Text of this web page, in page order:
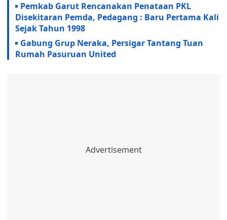
Pemkab Garut Rencanakan Penataan PKL
Disekitaran Pemda, Pedagang : Baru Pertama Kali
Sejak Tahun 1998
Gabung Grup Neraka, Persigar Tantang Tuan
Rumah Pasuruan United